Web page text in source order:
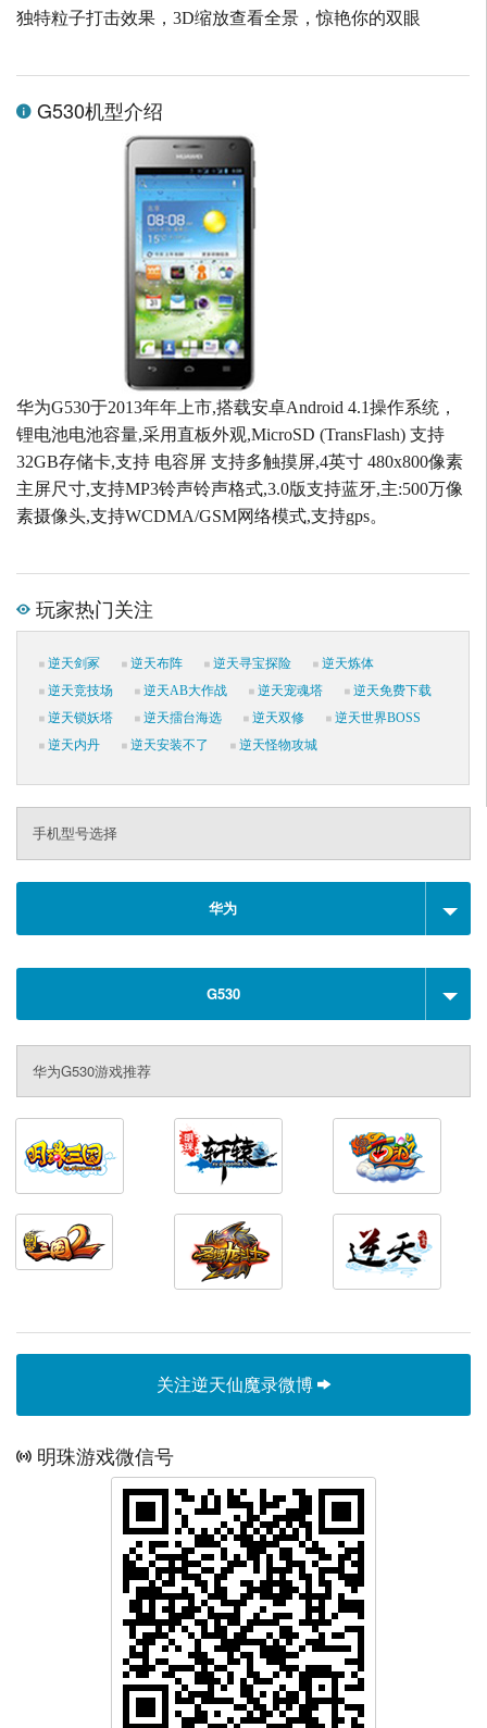
独特粒子打击效果， 3D缩放查看全景，惊艳你的双眼
G530机型介绍
华为G530于2013年年上市,搭载安卓Android 4.1操作系统，
锂电池电池容量,采用直板外观,MicroSD (TransFlash) 支持
32GB存储卡,支持 电容屏 支持多触摸屏,4英寸 480x800像素
主屏尺寸,支持MP3铃声铃声格式,3.0版支持蓝牙,主:500万像
素摄像头,支持WCDMA/GSM网络模式,支持gps。
玩家热门关注
逆天剑冢 逆天布阵 逆天寻宝探险
逆天炼体
逆天竞技场
逆天AB大作战 逆天宠魂塔
逆天免费下载
逆天锁妖塔
逆天擂台海选 逆天双修
逆天世界BOSS
逆天内丹
逆天安装不了 逆天怪物攻城
手机型号选择
华为
G530
华为G530游戏推荐
关注逆天仙魔录微博
明珠游戏微信号